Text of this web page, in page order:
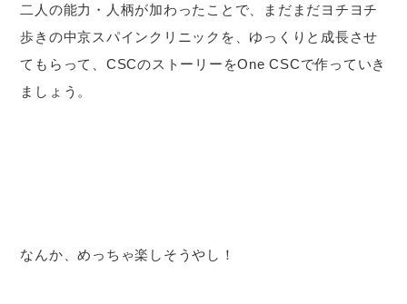
二人の能力・人柄が加わったことで、まだまだヨチヨチ
歩きの中京スパインクリニックを、ゆっくりと成長させ
てもらって、CSCのストーリーをOne CSCで作っていき
ましょう。
なんか、めっちゃ楽しそうやし！